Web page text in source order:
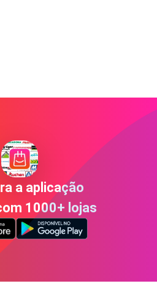
a aplicação
1000+ lojas